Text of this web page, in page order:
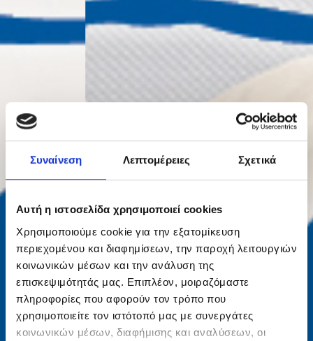
Συναίνεση Λεπτομέρειες Σχετικά
Αυτή η ιστοσελίδα χρησιμοποιεί cookies
Χρησιμοποιούμε cookie για την εξατομίκευση
περιεχομένου και διαφημίσεων, την παροχή λειτουργιών
κοινωνικών μέσων και την ανάλυση της
επισκεψιμότητάς μας. Επιπλέον, μοιραζόμαστε
πληροφορίες που αφορούν τον τρόπο που
χρησιμοποιείτε τον ιστότοπό μας με συνεργάτες
κοινωνικών μέσων, διαφήμισης και αναλύσεων, οι